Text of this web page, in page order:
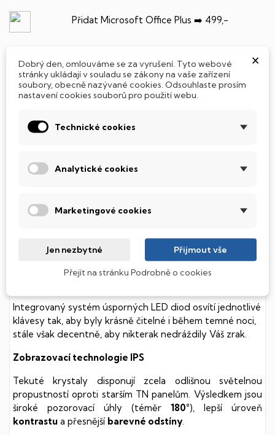
Přidat Microsoft Office Plus ➡️ 499,-
POPIS PARAMETRY PRODUKTU
Tento notebook je vybaven
(Hard Disk Drive) disků nedisponuje žádnými pohyblivými
součástmi a je tak mnohem méně náchylný
soustavy je tento disk mnohem
a především nabízí
mnohemrychlejšípráci s daty.
Podsvícená klávesnice
Integrovaný systém úsporných LED diod osvítí jednotlivé
klávesy tak, aby byly krásně čitelné i během temné noci,
stále však decentně, aby nikterak nedráždily Váš zrak.
Zobrazovací technologie IPS
Tekuté krystaly disponují zcela odlišnou světelnou
propustností oproti starším TN panelům. Výsledkem jsou
široké pozorovací úhly (téměr 180°), lepší úroveň
kontrastu a přesnější barevné odstíny
×
Dobrý den, omlouváme se za vyrušení. Tyto webové
stránky ukládají v souladu se zákony na vaše zařízení
soubory, obecně nazývané cookies. Odsouhlaste prosím
nastavení cookies souborů pro použití webu.
Technické cookies
Analytické cookies
Marketingové cookies
Jen nezbytné Přijmout vše
Přejít na stránku Podrobně o cookies